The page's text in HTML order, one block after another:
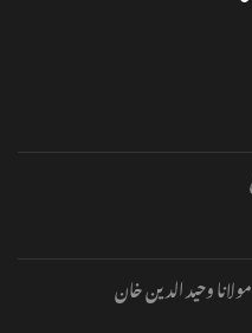
وحید الدین خان